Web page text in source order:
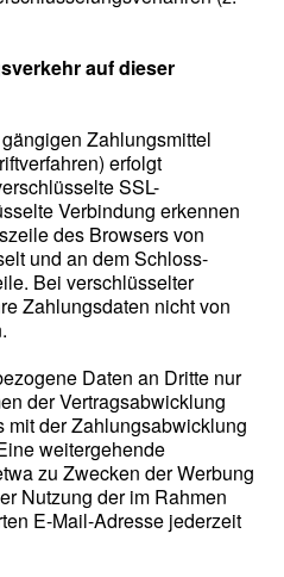
auf dieser
Zahlungsmittel
erfolgt
SSL-
Verbindung erkennen
des Browsers von
und an dem Schloss-
Bei verschlüsselter
Zahlungsdaten nicht von
Daten an Dritte nur
der Vertragsabwicklung
mit der Zahlungsabwicklung
weitergehende
zu Zwecken der Werbung
Nutzung der im Rahmen
E-Mail-Adresse jederzeit